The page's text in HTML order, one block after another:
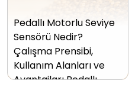
Pedallı Motorlu Seviye
Sensörü Nedir?
Çalışma Prensibi,
Kullanım Alanları ve
Avantajları Pedallı…